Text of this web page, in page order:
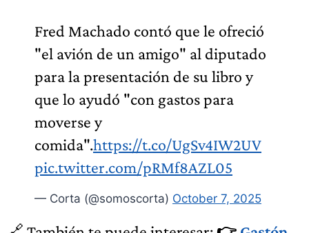
Fred Machado contó que le ofreció
"el avión de un amigo" al diputado
para la presentación de su libro y
que lo ayudó "con gastos para
moverse y
comida".https://t.co/UgSv4IW2UV
pic.twitter.com/pRMf8AZL05
— Corta (@somoscorta) October 7, 2025